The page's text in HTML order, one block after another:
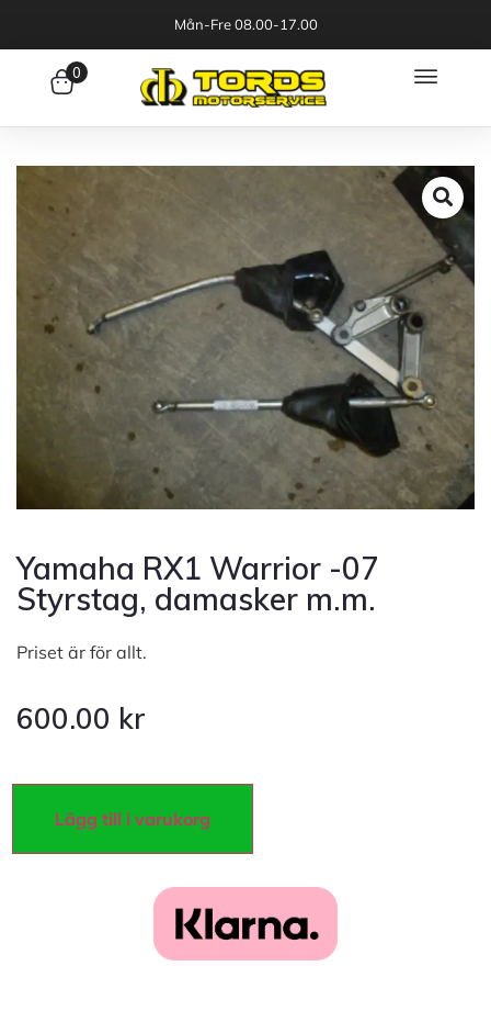
Mån-Fre 08.00-17.00
0
Yamaha RX1 Warrior -07
Styrstag, damasker m.m.
Priset är för allt.
600.00 kr
Lägg till i varukorg